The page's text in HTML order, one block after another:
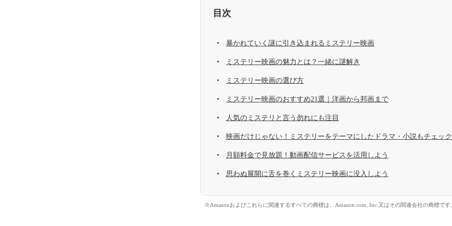
目次
暴かれていく謎に引き込まれるミステリー映画
ミステリー映画の魅力とは？一緒に謎解き
ミステリー映画の選び方
ミステリー映画のおすすめ21選｜洋画から邦画まで
人気のミステリと言う勿れにも注目
映画だけじゃない！ミステリーをテーマにしたドラマ・小説もチェック
月額料金で見放題！動画配信サービスを活用しよう
思わぬ展開に舌を巻くミステリー映画に没入しよう
※Amazonおよびこれらに関連するすべての商標は、Amazon.com, Inc.又はその関連会社の商標です